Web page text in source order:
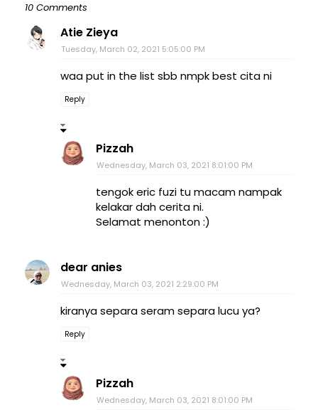
10 Comments
Atie Zieya
Tuesday, March 02, 2021 5:05:00 PM
waa put in the list sbb nmpk best cita ni
Reply
Pizzah
Wednesday, March 03, 2021 8:01:00 PM
tengok eric fuzi tu macam nampak
kelakar dah cerita ni.
Selamat menonton :)
dear anies
Wednesday, March 03, 2021 2:29:00 PM
kiranya separa seram separa lucu ya?
Reply
Pizzah
Wednesday, March 03, 2021 8:01:00 PM